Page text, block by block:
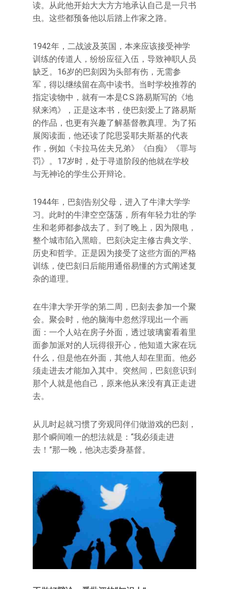
读。从此他开始大大方方地承认自己是一只书
虫。这些都预备他以后踏上作家之路。
1942年，二战波及英国，本来应该接受神学
训练的传道人，纷纷应征入伍，导致神职人员
缺乏。16岁的巴刻因为头部有伤，无需参
军，得以继续留在高中读书。当时学校推荐的
指定读物中，就有一本是C.S.路易斯写的《地
狱来鸿》，正是这本书，使巴刻爱上了路易斯
的作品，也更有兴趣了解基督教真理。为了拓
展阅读面，他还读了陀思妥耶夫斯基的代表
作，例如《卡拉马佐夫兄弟》《白痴》《罪与
罚》。17岁时，处于寻道阶段的他就在学校
与无神论的学生公开辩论。
1944年，巴刻告别父母，进入了牛津大学学
习。此时的牛津空空荡荡，所有年轻力壮的学
生和老师都参战去了。到了晚上，因为限电，
整个城市陷入黑暗。巴刻决定主修古典文学、
历史和哲学。正是因为接受了这些方面的严格
训练，使巴刻日后能用通俗易懂的方式阐述复
杂的道理。
在牛津大学开学的第二周，巴刻去参加一个聚
会。聚会时，他的脑海中忽然浮现出一个画
面：一个人站在房子外面，透过玻璃窗看着里
面参加派对的人玩得很开心，他知道大家在玩
什么，但是他在外面，其他人却在里面。他必
须走进去才能加入其中。突然间，巴刻意识到
那个人就是他自己，原来他从来没有真正走进
去。
从儿时起就习惯了旁观同伴们做游戏的巴刻，
那个瞬间唯一的想法就是：“我必须走进
去！”那一晚，他决志委身基督。